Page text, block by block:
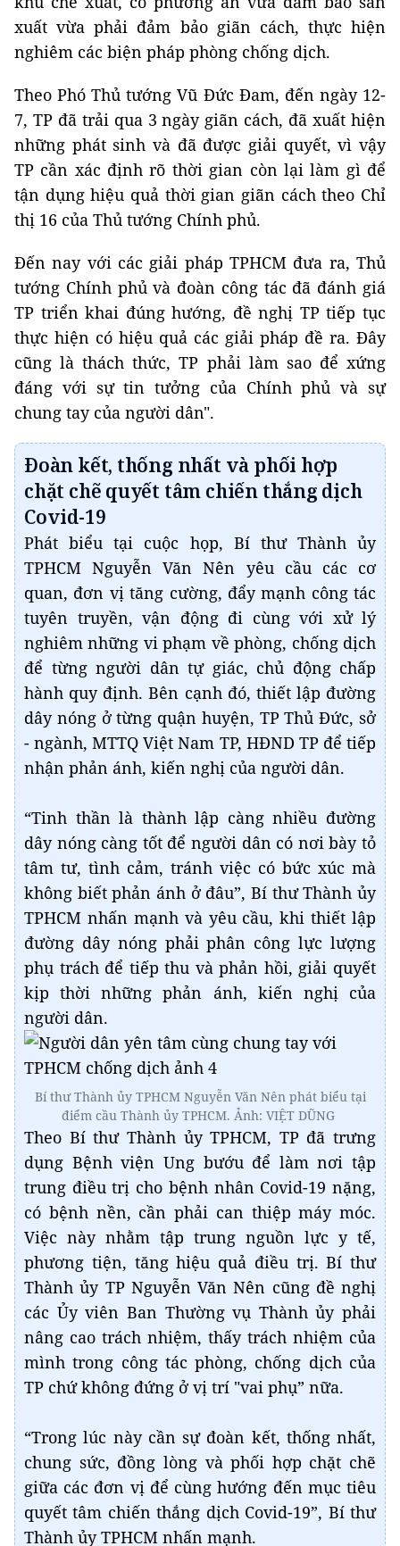
xuất vừa phải đảm bảo giãn cách, thực hiện
nghiêm các biện pháp phòng chống dịch.
Theo Phó Thủ tướng Vũ Đức Đam, đến ngày 12-
7, TP đã trải qua 3 ngày giãn cách, đã xuất hiện
những phát sinh và đã được giải quyết, vì vậy
TP cần xác định rõ thời gian còn lại làm gì để
tận dụng hiệu quả thời gian giãn cách theo Chỉ
thị 16 của Thủ tướng Chính phủ.
Đến nay với các giải pháp TPHCM đưa ra, Thủ
tướng Chính phủ và đoàn công tác đã đánh giá
TP triển khai đúng hướng, đề nghị TP tiếp tục
thực hiện có hiệu quả các giải pháp đề ra. Đây
cũng là thách thức, TP phải làm sao để xứng
đáng với sự tin tưởng của Chính phủ và sự
chung tay của người dân".
Đoàn kết, thống nhất và phối hợp
chặt chẽ quyết tâm chiến thắng dịch
Covid-19
Phát biểu tại cuộc họp, Bí thư Thành ủy
TPHCM Nguyễn Văn Nên yêu cầu các cơ
quan, đơn vị tăng cường, đẩy mạnh công tác
tuyên truyền, vận động đi cùng với xử lý
nghiêm những vi phạm về phòng, chống dịch
để từng người dân tự giác, chủ động chấp
hành quy định. Bên cạnh đó, thiết lập đường
dây nóng ở từng quận huyện, TP Thủ Đức, sở
- ngành, MTTQ Việt Nam TP, HĐND TP để tiếp
nhận phản ánh, kiến nghị của người dân.
“Tinh thần là thành lập càng nhiều đường
dây nóng càng tốt để người dân có nơi bày tỏ
tâm tư, tình cảm, tránh việc có bức xúc mà
không biết phản ánh ở đâu”, Bí thư Thành ủy
TPHCM nhấn mạnh và yêu cầu, khi thiết lập
đường dây nóng phải phân công lực lượng
phụ trách để tiếp thu và phản hồi, giải quyết
kịp thời những phản ánh, kiến nghị của
người dân.
Bí thư Thành ủy TPHCM Nguyễn Văn Nên phát biểu tại
điểm cầu Thành ủy TPHCM. Ảnh: VIỆT DŨNG
Theo Bí thư Thành ủy TPHCM, TP đã trưng
dụng Bệnh viện Ung bướu để làm nơi tập
trung điều trị cho bệnh nhân Covid-19 nặng,
có bệnh nền, cần phải can thiệp máy móc.
Việc này nhằm tập trung nguồn lực y tế,
phương tiện, tăng hiệu quả điều trị. Bí thư
Thành ủy TP Nguyễn Văn Nên cũng đề nghị
các Ủy viên Ban Thường vụ Thành ủy phải
nâng cao trách nhiệm, thấy trách nhiệm của
mình trong công tác phòng, chống dịch của
TP chứ không đứng ở vị trí "vai phụ” nữa.
“Trong lúc này cần sự đoàn kết, thống nhất,
chung sức, đồng lòng và phối hợp chặt chẽ
giữa các đơn vị để cùng hướng đến mục tiêu
quyết tâm chiến thắng dịch Covid-19”, Bí thư
Thành ủy TPHCM nhấn mạnh.